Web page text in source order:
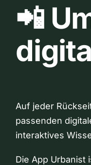
📲
Auf jeder
passenden
interaktives
Die App Urbanist